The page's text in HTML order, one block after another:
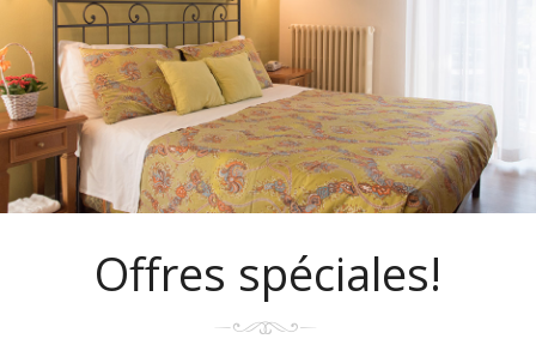
Offres spéciales!